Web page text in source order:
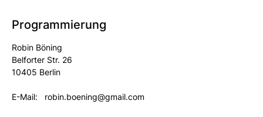
Programmierung
Robin Böning
Belforter Str. 26
10405 Berlin
E-Mail: robin.boening@gmail.com